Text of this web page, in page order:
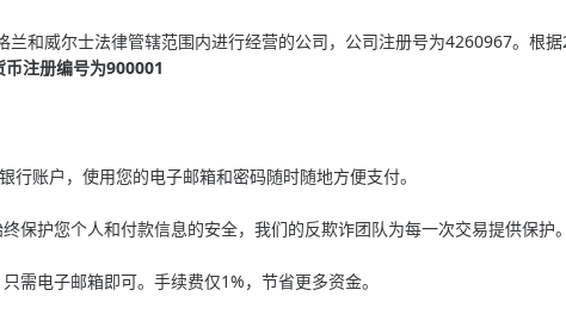
和威尔士法律管辖范围内进行经营的公司，公司注册号为4260967。根
注册编号为900001
账户，使用您的电子邮箱和密码随时随地方便支付。
保护您个人和付款信息的安全，我们的反欺诈团队为每一次交易提供保护。
需电子邮箱即可。手续费仅1%，节省更多资金。